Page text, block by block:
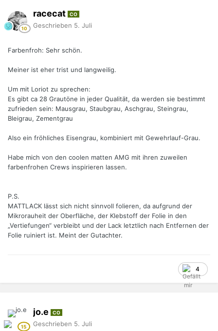
racecat CO
Geschrieben 5. Juli
Farbenfroh: Sehr schön.
Meiner ist eher trist und langweilig.
Um mit Loriot zu sprechen:
Es gibt ca 28 Grautöne in jeder Qualität, da werden sie bestimmt
zufrieden sein: Mausgrau, Staubgrau, Aschgrau, Steingrau,
Bleigrau, Zementgrau
Also ein fröhliches Eisengrau, kombiniert mit Gewehrlauf-Grau.
Habe mich von den coolen matten AMG mit ihren zuweilen
farbenfrohen Crews inspirieren lassen.
P.S.
MATTLACK lässt sich nicht sinnvoll folieren, da aufgrund der
Mikrorauheit der Oberfläche, der Klebstoff der Folie in den
„Vertiefungen“ verbleibt und der Lack letztlich nach Entfernen der
Folie ruiniert ist. Meint der Gutachter.
4
jo.e CO
Geschrieben 5. Juli